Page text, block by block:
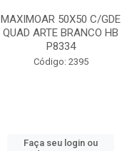
VENEZIANA ALUM BRANCO
3F C/GDE 100X150 HB
VNAG153/4778
Código: 2233 B
Faça seu login ou